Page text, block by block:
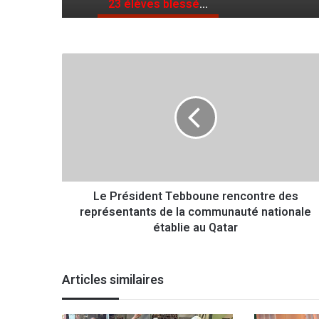
23 élèves blessés suite au renversement d’un bus scolaire
e
o
u
n
Le Président Tebboune rencontre des
représentants de la communauté nationale
établie au Qatar
Articles similaires